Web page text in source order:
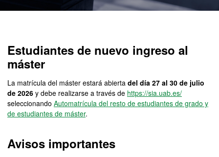
Estudiantes de nuevo ingreso al
máster
La matrícula del máster estará abierta del día 27 al 30 de julio
de 2026 y debe realizarse a través de https://sia.uab.es/
seleccionando Automatrícula del resto de estudiantes de grado y
de estudiantes de máster.
Avisos importantes